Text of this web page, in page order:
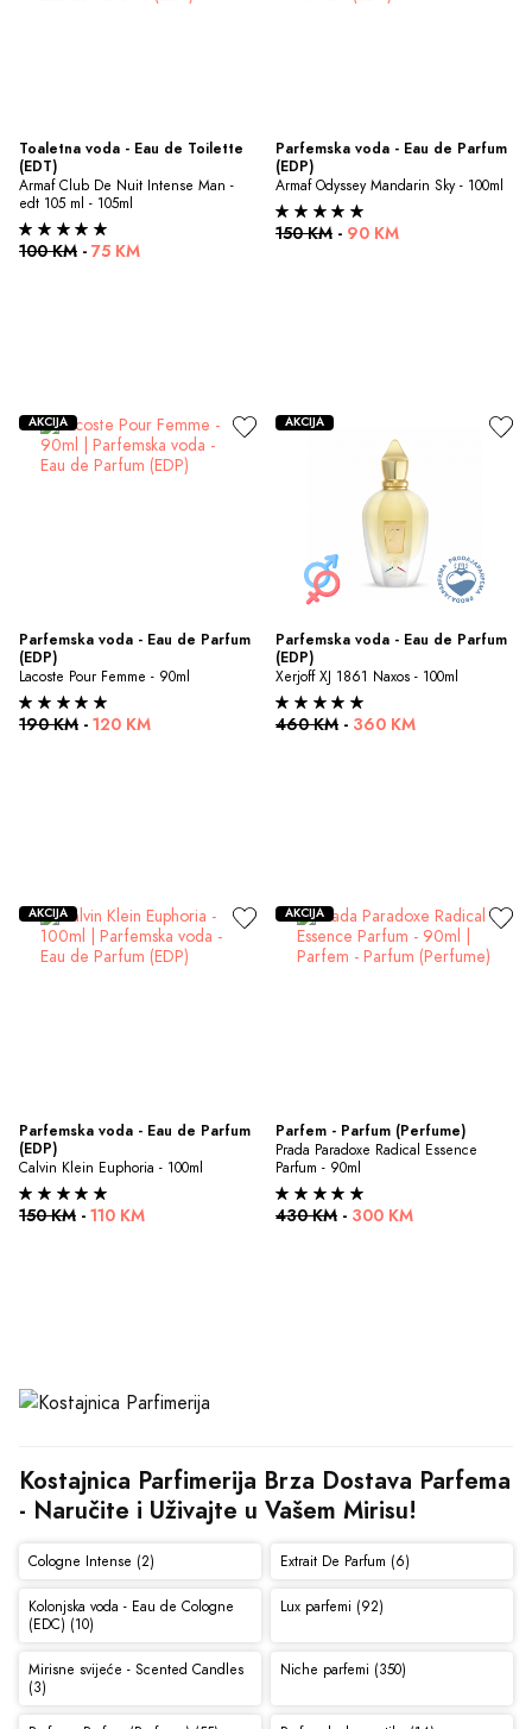
Toaletna voda - Eau de Toilette
(EDT)
Armaf Club De Nuit Intense Man -
edt 105 ml - 105ml
100 KM - 75 KM
Parfemska voda - Eau de Parfum
(EDP)
Armaf Odyssey Mandarin Sky - 100ml
150 KM - 90 KM
Parfemska voda - Eau de Parfum
(EDP)
Lacoste Pour Femme - 90ml
190 KM - 120 KM
AKCIJA
Parfemska voda - Eau de Parfum
(EDP)
Xerjoff XJ 1861 Naxos - 100ml
460 KM - 360 KM
AKCIJA
Parfemska voda - Eau de Parfum
(EDP)
Calvin Klein Euphoria - 100ml
150 KM - 110 KM
AKCIJA
Parfem - Parfum (Perfume)
Prada Paradoxe Radical Essence
Parfum - 90ml
430 KM - 300 KM
AKCIJA
Kostajnica Parfimerija Brza Dostava Parfema
- Naručite i Uživajte u Vašem Mirisu!
Cologne Intense (2) Extrait De Parfum (6)
Kolonjska voda - Eau de Cologne
(EDC) (10)
Lux parfemi (92)
Mirisne svijeće - Scented Candles
(3)
Niche parfemi (350)